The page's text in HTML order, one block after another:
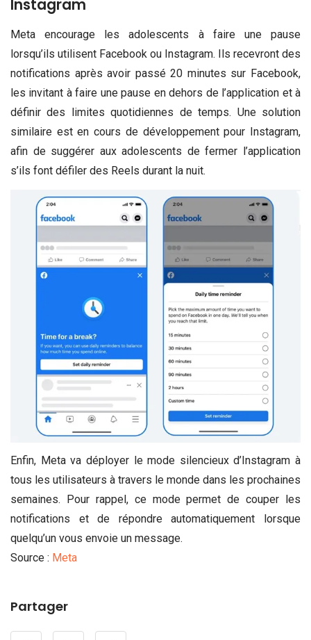
Instagram
Meta encourage les adolescents à faire une pause
lorsqu’ils utilisent Facebook ou Instagram. Ils recevront des
notifications après avoir passé 20 minutes sur Facebook,
les invitant à faire une pause en dehors de l’application et à
définir des limites quotidiennes de temps. Une solution
similaire est en cours de développement pour Instagram,
afin de suggérer aux adolescents de fermer l’application
s’ils font défiler des Reels durant la nuit.
Enfin, Meta va déployer le mode silencieux d’Instagram à
tous les utilisateurs à travers le monde dans les prochaines
semaines. Pour rappel, ce mode permet de couper les
notifications et de répondre automatiquement lorsque
quelqu’un vous envoie un message.
Source : Meta
Partager